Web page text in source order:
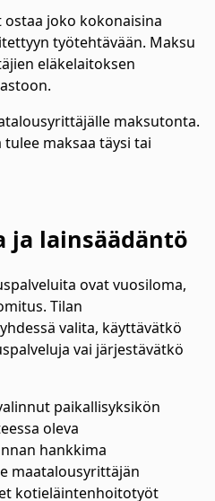
joko kokonaisina
työtehtävään. Maksu
eläkelaitoksen
maksutonta.
maksaa täysi tai
ja lainsäädäntö
ovat vuosiloma,
Tilan
valita, käyttävätkö
vai järjestävätkö
paikallisyksikön
oleva
hankkima
maatalousyrittäjän
kotieläintenhoitotyöt